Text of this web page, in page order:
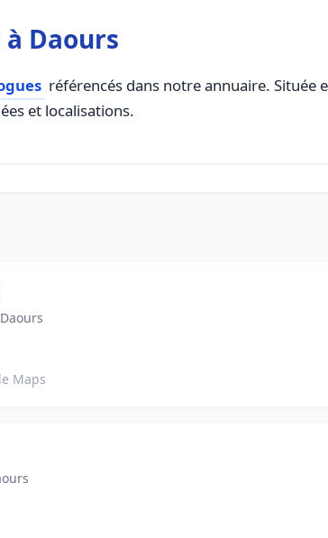
Daours
référencés dans notre annuaire. Située
et localisations.
Maps